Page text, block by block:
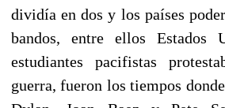
dividía en dos y los países
bandos, entre ellos Estados
estudiantes pacifistas
guerra, fueron los tiempos